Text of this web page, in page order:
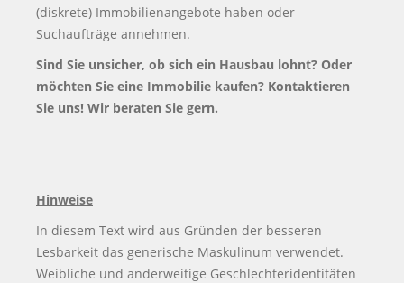
(diskrete) Immobilienangebote haben oder
Suchaufträge annehmen.
Sind Sie unsicher, ob sich ein Hausbau lohnt? Oder
möchten Sie eine Immobilie kaufen? Kontaktieren
Sie uns! Wir beraten Sie gern.
Hinweise
In diesem Text wird aus Gründen der besseren
Lesbarkeit das generische Maskulinum verwendet.
Weibliche und anderweitige Geschlechteridentitäten